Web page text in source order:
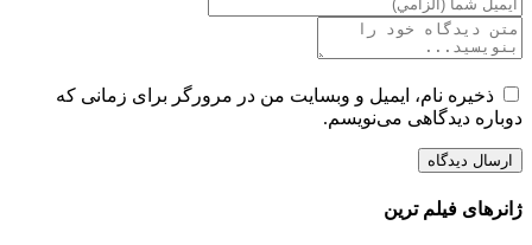
ذخیره نام، ایمیل و وبسایت من در مرورگر برای زمانی که
دوباره دیدگاهی می‌نویسم.
ژانرهای فیلم ترین